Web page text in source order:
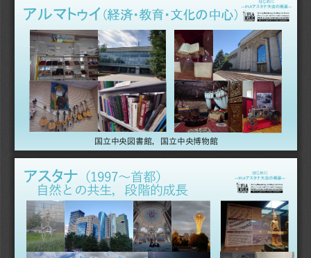
アルマトゥイ（経済・教育・文化の中心）
国立中央図書館，国立中央博物館
アスタナ（1997～首都）
自然との共生，段階的成長